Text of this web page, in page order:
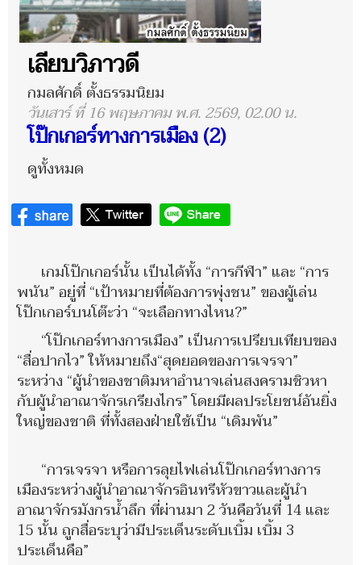
เลียบวิภาวดี
กมลศักดิ์ ตั้งธรรมนิยม
วันเสาร์ ที่ 16 พฤษภาคม พ.ศ. 2569, 02.00 น.
โป๊กเกอร์ทางการเมือง (2)
ดูทั้งหมด
เกมโป๊กเกอร์นั้น เป็นได้ทั้ง “การกีฬา” และ “การ
พนัน” อยู่ที่ “เป้าหมายที่ต้องการพุ่งชน” ของผู้เล่น
โป๊กเกอร์บนโต๊ะว่า “จะเลือกทางไหน?”
“โป๊กเกอร์ทางการเมือง” เป็นการเปรียบเทียบของ
“สื่อปากไว” ให้หมายถึง“สุดยอดของการเจรจา”
ระหว่าง “ผู้นำของชาติมหาอำนาจเล่นสงครามชิวหา
กับผู้นำอาณาจักรเกรียงไกร” โดยมีผลประโยชน์อันยิ่ง
ใหญ่ของชาติ ที่ทั้งสองฝ่ายใช้เป็น “เดิมพัน”
“การเจรจา หรือการลุยไฟเล่นโป๊กเกอร์ทางการ
เมืองระหว่างผู้นำอาณาจักรอินทรีหัวขาวและผู้นำ
อาณาจักรมังกรน้ำลึก ที่ผ่านมา 2 วันคือวันที่ 14 และ
15 นั้น ถูกสื่อระบุว่ามีประเด็นระดับเบิ้ม เบิ้ม 3
ประเด็นคือ”